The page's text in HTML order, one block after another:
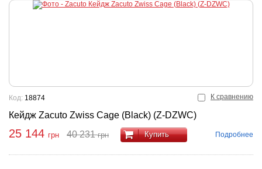
К сравнению
Кейдж Zacuto Zwiss Cage (Black) (Z-DZWC)
Код: 18874
25 144 грн 40 231грн Купить Подробнее